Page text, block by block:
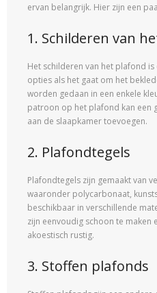
ervan belangrijk. Hier zijn een
1. Schilderen van
Het schilderen van het plafond
opties als het gaat om het
worden gedaan in een enkele
patroon op het plafond kan een
aan de slaapkamer toevoegen.
2. Plafondtegels
Plafondtegels zijn gemaakt van
waaronder polycarbonaat,
beschikbaar in verschillende
zijn eenvoudig schoon te maken
akoestisch rustig.
3. Stoffen plafonds